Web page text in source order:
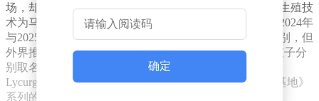
场，却逐渐演变为复杂的家庭纽带——齐利斯通过辅助生殖技
术为马斯克诞下四个孩子，包括2021年的一对龙凤胎、2024年
与2025年各一个子女。尽管她未公开最新两个孩子的性别，但
外界推测龙凤胎中的阿祖尔（Azure）为女孩，另两个孩子分
别取名阿卡迪亚（Arcadia）与谢顿·莱库格斯（Seldon
Lycurgus），后者名字被指暗含对科幻作家阿西莫夫《基地》
系列的致敬。
确定